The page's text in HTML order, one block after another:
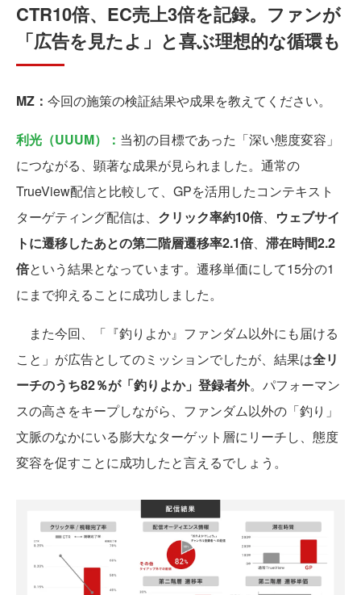
CTR10倍、EC売上3倍を記録。ファンが
「広告を見たよ」と喜ぶ理想的な循環も
MZ： 今回の施策の検証結果や成果を教えてください。
利光（UUUM）： 当初の目標であった「深い態度変容」
につながる、顕著な成果が見られました。通常の
TrueView配信と比較して、GPを活用したコンテキスト
ターゲティング配信は、 クリック率約10倍、 ウェブサイ
トに遷移したあとの第二階層遷移率2.1倍、 滞在時間2.2
倍という結果となっています。遷移単価にして15分の1
にまで抑えることに成功しました。
また今回、「『釣りよか』ファンダム以外にも届ける
こと」が広告としてのミッションでしたが、結果は全リ
ーチのうち82％が「釣りよか」登録者外。パフォーマン
スの高さをキープしながら、ファンダム以外の「釣り」
文脈のなかにいる膨大なターゲット層にリーチし、態度
変容を促すことに成功したと言えるでしょう。